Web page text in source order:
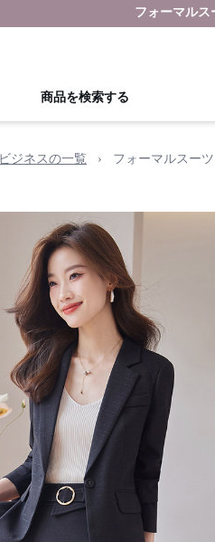
フォーマルス
商品を検索する
ビジネスの一覧 › フォーマルスー